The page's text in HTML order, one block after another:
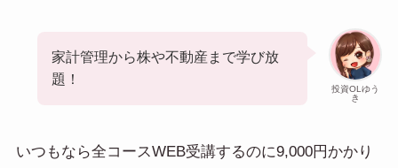
投資OLゆう
き
家計管理から株や不動産まで学び放
題！
いつもなら全コースWEB受講するのに9,000円かかり